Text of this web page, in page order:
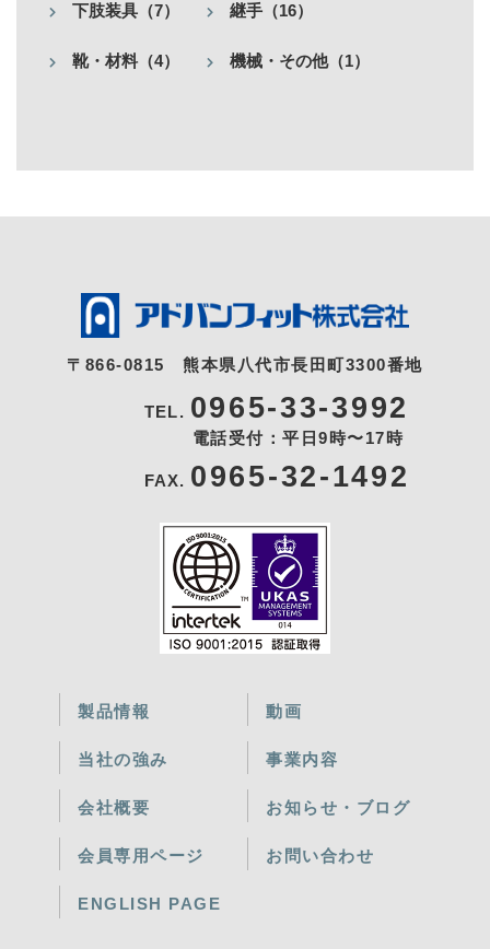
下肢装具（7） 継手（16）
靴・材料（4） 機械・その他（1）
〒866-0815 熊本県八代市長田町3300番地
TEL. 0965-33-3992
電話受付：平日9時〜17時
FAX.0965-32-1492
製品情報
当社の強み
会社概要
会員専用ページ
ENGLISH PAGE
動画
事業内容
お知らせ・ブログ
お問い合わせ